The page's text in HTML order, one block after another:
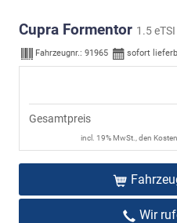
Cupra Formentor 1.5
Fahrzeugnr.: 91965 sofort
Gesamtpreis
incl. 19% MwSt., den
Wir